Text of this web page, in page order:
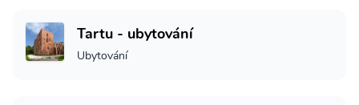
Tartu - ubytování
Ubytování